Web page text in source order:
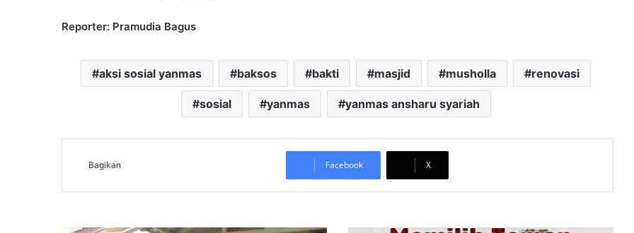
Reporter: Pramudia Bagus
aksi sosial yanmas baksos bakti masjid musholla renovasi
sosial yanmas yanmas ansharu syariah
Bagikan Facebook X